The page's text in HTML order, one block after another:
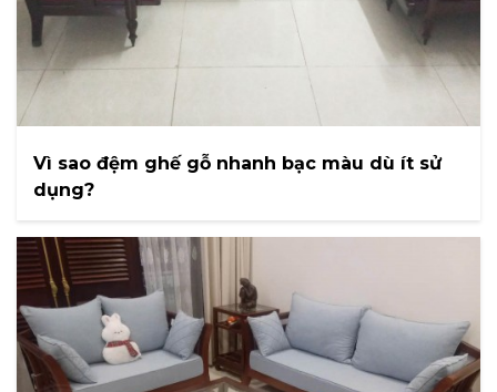
Vì sao đệm ghế gỗ nhanh bạc màu dù ít sử
dụng?